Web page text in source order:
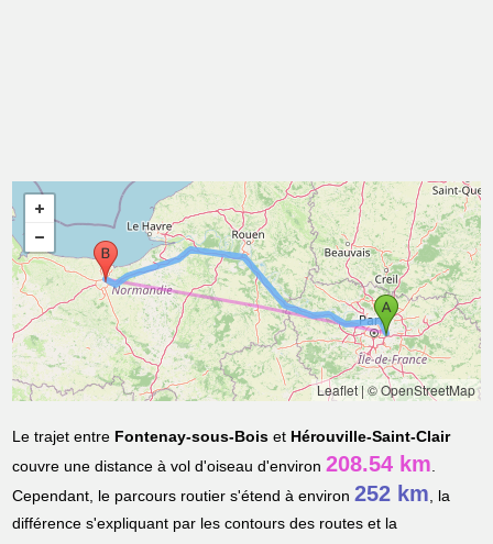
Leaflet|© OpenStreetMap
Le trajet entre Fontenay-sous-Bois et Hérouville-Saint-Clair
couvre une distance à vol d'oiseau d'environ208.54 km.
Cependant, le parcours routier s'étend à environ252 km, la
différence s'expliquant par les contours des routes et la